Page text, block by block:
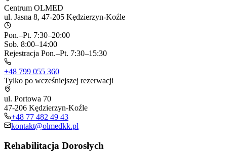
Centrum OLMED
ul. Jasna 8, 47-205 Kędzierzyn-Koźle
Pon.–Pt. 7:30–20:00
Sob. 8:00–14:00
Rejestracja Pon.–Pt. 7:30–15:30
+48 799 055 360
Tylko po wcześniejszej rezerwacji
ul. Portowa 70
47-206 Kędzierzyn-Koźle
+48 77 482 49 43
kontakt@olmedkk.pl
Rehabilitacja Dorosłych